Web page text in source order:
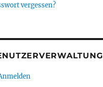
vergessen?